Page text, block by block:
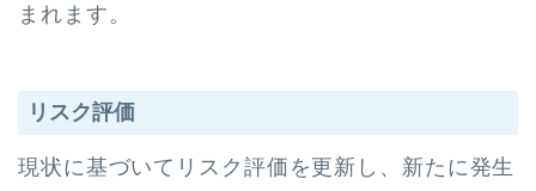
まれます。
リスク評価
現状に基づいてリスク評価を更新し、新たに発生